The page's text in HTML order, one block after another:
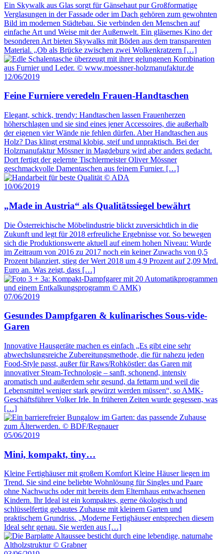
Ein Skywalk aus Glas sorgt für Gänsehaut pur Großformatige
Verglasungen in der Fassade oder im Dach gehören zum gewohnten
Bild im modernen Städtebau. Sie verbinden den Menschen auf
einfache Art und Weise mit der Außenwelt. Ein gläsernes Kino der
besonderen Art bieten Skywalks mit Böden aus dem transparenten
Material. „Ob als Brücke zwischen zwei Wolkenkratzern […]
12/06/2019
Feine Furniere veredeln Frauen-Handtaschen
Elegant, schick, trendy: Handtaschen lassen Frauenherzen
höherschlagen und sie sind eines jener Accessoires, die außerhalb
der eigenen vier Wände nie fehlen dürfen. Aber Handtaschen aus
Holz? Das klingt erstmal klobig, steif und unpraktisch. Bei der
Holzmanufaktur Mössner in Magdeburg wird aber anders gedacht.
Dort fertigt der gelernte Tischlermeister Oliver Mössner
geschmackvolle Damentaschen aus feinem Furnier. […]
10/06/2019
„Made in Austria“ als Qualitätssiegel bewährt
Die Österreichische Möbelindustrie blickt zuversichtlich in die
Zukunft und legt für 2018 erfreuliche Ergebnisse vor. So bewegen
sich die Produktionswerte aktuell auf einem hohen Niveau: Wurde
im Zeitraum von 2016 zu 2017 noch ein keiner Zuwachs von 0,5
Prozent bilanziert, stieg der Wert 2018 um 4,9 Prozent auf 2,09 Mrd.
Euro an. Was zeigt, dass […]
07/06/2019
Gesundes Dampfgaren & kulinarisches Sous-vide-
Garen
Innovative Hausgeräte machen es einfach „Es gibt eine sehr
abwechslungsreiche Zubereitungsmethode, die für nahezu jeden
Food-Style passt, außer für Raws/Rohköstler: das Garen mit
innovativer Steam-Technologie – sanft, schonend, intensiv
aromatisch und außerdem sehr gesund, da fettarm und weil die
Lebensmittel weniger stark gewürzt werden müssen“, so AMK-
Geschäftsführer Volker Irle. In früheren Zeiten wurde gegessen, was
[…]
05/06/2019
Mini, kompakt, tiny…
Kleine Fertighäuser mit großem Komfort Kleine Häuser liegen im
Trend. Sie sind eine beliebte Wohnlösung für Singles und Paare
ohne Nachwuchs oder mit bereits dem Elternhaus entwachsenen
Kindern. Ihr Ideal ist ein kompaktes, gerne ökologisch und
schlüsselfertig gebautes Zuhause mit kleinem Garten und
praktischem Grundriss. „Moderne Fertighäuser entsprechen diesem
Ideal sehr genau. Sie werden aus […]